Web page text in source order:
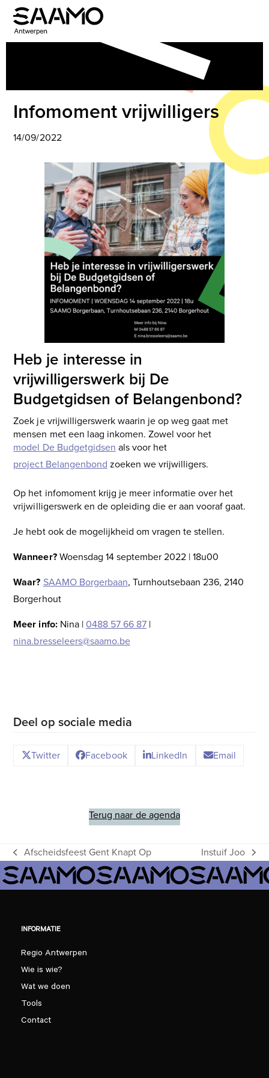
Skip
content
Open
mobile
Close
mobile
Infomoment vrijwilligers
14/09/2022
Heb je interesse in
vrijwilligerswerk bij De
Budgetgidsen of Belangenbond?
Zoek je vrijwilligerswerk waarin je op weg gaat met
mensen met een laag inkomen. Zowel voor het
model De Budgetgidsen als voor het
project Belangenbond zoeken we vrijwilligers.
Op het infomoment krijg je meer informatie over het
vrijwilligerswerk en de opleiding die er aan vooraf gaat.
Je hebt ook de mogelijkheid om vragen te stellen.
Wanneer?Woensdag 14 september 2022 | 18u00
Waar? SAAMO Borgerbaan, Turnhoutsebaan 236, 2140
Borgerhout
Meer info:Nina |0488 57 66 87|
nina.bresseleers@saamo.be
Deel op sociale media
Twitter Facebook LinkedIn Email
Terug naar de agenda
previous
post:
Afscheidsfeest Gent Knapt Op
next
post:
Instuif Joo
INFORMATIE
Regio Antwerpen
Wie is wie?
Wat we doen
Tools
Contact